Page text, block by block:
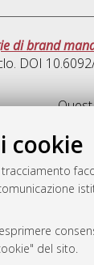
cookie
del sito.
di brand
DOI